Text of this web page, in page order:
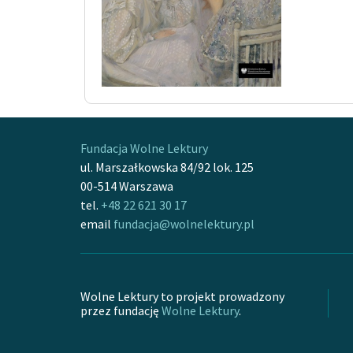
Fundacja Wolne Lektury
ul. Marszałkowska 84/92 lok. 125
00-514 Warszawa
tel. +48 22 621 30 17
email fundacja@wolnelektury.pl
Wolne Lektury to projekt prowadzony
przez fundację Wolne Lektury.